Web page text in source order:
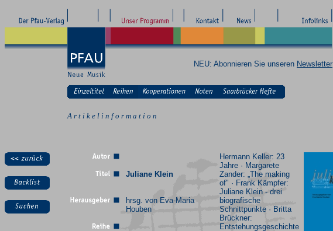
NEU: Abonnieren Sie unseren Newsletter
A r t i k e l i n f o r m a t i o n
Juliane Klein
hrsg. von Eva-Maria
Houben
Hermann Keller: 23
Jahre · Margarete
Zander: „The making
of" · Frank Kämpfer:
Juliane Klein - drei
biografische
Schnittpunkte · Britta
Brückner:
Entstehungsgeschichte